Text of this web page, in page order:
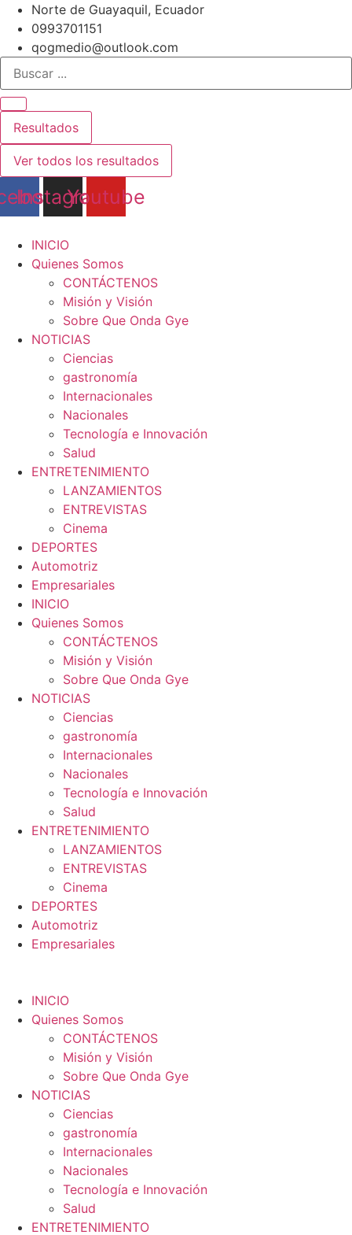
contenido
Norte de Guayaquil, Ecuador
0993701151
qogmedio@outlook.com
Search
Resultados
Ver todos los resultados
Instagram
Youtube
INICIO
Quienes Somos
CONTÁCTENOS
Misión y Visión
Sobre Que Onda Gye
NOTICIAS
Ciencias
gastronomía
Internacionales
Nacionales
Tecnología e Innovación
Salud
ENTRETENIMIENTO
LANZAMIENTOS
ENTREVISTAS
Cinema
DEPORTES
Automotriz
Empresariales
INICIO
Quienes Somos
CONTÁCTENOS
Misión y Visión
Sobre Que Onda Gye
NOTICIAS
Ciencias
gastronomía
Internacionales
Nacionales
Tecnología e Innovación
Salud
ENTRETENIMIENTO
LANZAMIENTOS
ENTREVISTAS
Cinema
DEPORTES
Automotriz
Empresariales
INICIO
Quienes Somos
CONTÁCTENOS
Misión y Visión
Sobre Que Onda Gye
NOTICIAS
Ciencias
gastronomía
Internacionales
Nacionales
Tecnología e Innovación
Salud
ENTRETENIMIENTO